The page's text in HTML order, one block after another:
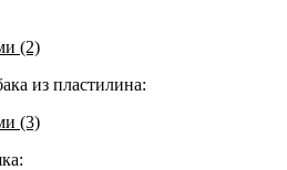
из пластилина: